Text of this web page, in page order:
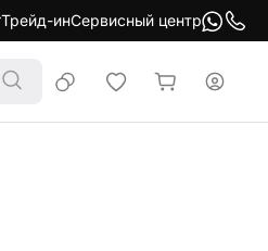
Трейд-инСервисный центр